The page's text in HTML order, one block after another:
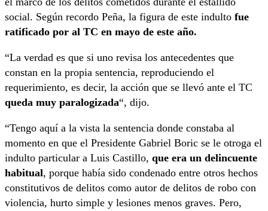
social. Según recordo Peña, la figura de este indulto fue
ratificado por al TC en mayo de este año.
“La verdad es que si uno revisa los antecedentes que
constan en la propia sentencia, reproduciendo el
requerimiento, es decir, la acción que se llevó ante el TC
queda muy paralogizada“, dijo.
“Tengo aquí a la vista la sentencia donde constaba al
momento en que el Presidente Gabriel Boric se le otroga el
indulto particular a Luis Castillo, que era un delincuente
habitual, porque había sido condenado entre otros hechos
constitutivos de delitos como autor de delitos de robo con
violencia, hurto simple y lesiones menos graves. Pero,